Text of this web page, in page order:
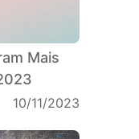
Mais
10/11/2023